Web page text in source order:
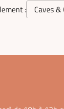
: Caves &